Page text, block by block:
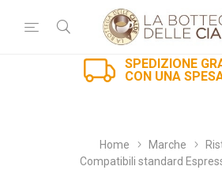
SPEDIZIONE
CON UNA
Home Marche
Compatibili standard